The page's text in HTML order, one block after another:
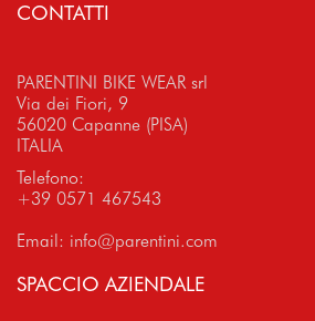
CONTATTI
PARENTINI BIKE WEAR srl
Via dei Fiori, 9
56020 Capanne (PISA)
ITALIA
Telefono:
+39 0571 467543
Email: info@parentini.com
SPACCIO AZIENDALE